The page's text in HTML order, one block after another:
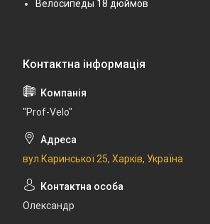
Велосипеды 18 дюймов
"Prof-Velo"
вул.Каринської 25, Харків, Україна
Олександр